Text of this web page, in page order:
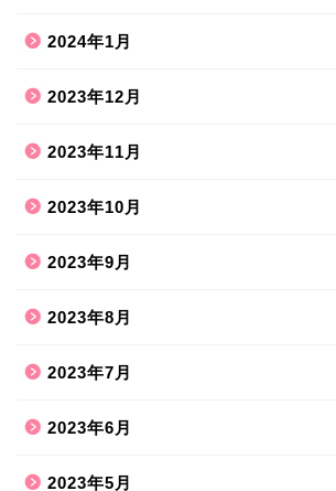
2024年1月
2023年12月
2023年11月
2023年10月
2023年9月
2023年8月
2023年7月
2023年6月
2023年5月